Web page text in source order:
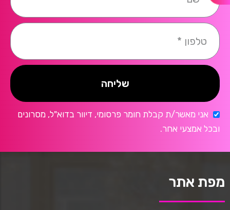
שליחה
אני מאשר/ת קבלת חומר פרסומי, דיוור בדוא"ל, מסרונים
ובכל אמצעי אחר.
מפת אתר